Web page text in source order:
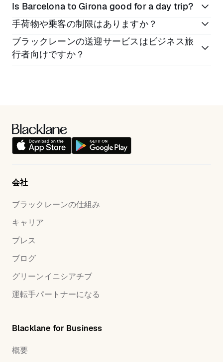
オンラインまたはBlacklaneアプリで予約
ご希望の日時と場所を入力
各車両クラスの料金を確認
予約を完了。すべての料金には消費税、手数料、通
Is Barcelona to Girona good for a day trip?
Yes! Travelers in Barcelona can take the bus, train or
private chauffeur to Girona and back in a day. It only
takes1 hour 20 minutes
手荷物や乗客の制限はありますか？
お荷物の容量は、ご予約いただいた車両のトランクの
サイズにのみ制限されます。当社の「ビジネスクラ
ブラックレーンの送迎サービスはビジネス旅
行者向けですか？
会社
ブラックレーンの仕組み
キャリア
プレス
ブログ
グリーンイニシアチブ
運転手パートナーになる
Blacklane for Business
概要